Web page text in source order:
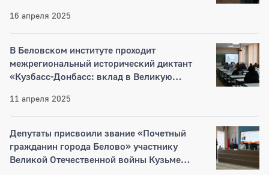
16 апреля 2025
В Беловском институте проходит
межрегиональный исторический диктант
«Кузбасс-Донбасс: вклад в Великую
11 апреля 2025
Депутаты присвоили звание «Почетный
гражданин города Белово» участнику
Великой Отечественной войны Кузьме